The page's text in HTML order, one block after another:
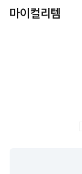
마이컬리템